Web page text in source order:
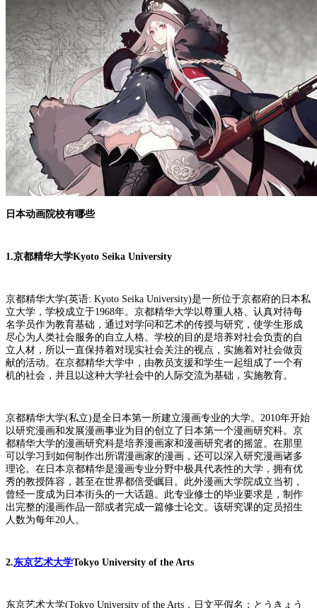
日本动画院校有哪些
1.京都精华大学Kyoto Seika University
京都精华大学(英语: Kyoto Seika University)是一所位于京都府的日本私
立大学，学校成立于1968年。京都精华大学以尊重人格、认真对待每
名学员作为教育基础，通过对学问和艺术的传授与研究，使学生形成
尽心为人类社会服务的自立人格。学校的目的是培养对社会负责的自
立人材，所以一直保持着对现实社会关注的视点，实施着对社会做贡
献的活动。在京都精华大学中，由教员支援和学生一起组成了一个有
机的社会，并且以这种大学社会中的人际交流为基础，实施教育。
京都精华大学(私立)是全日本第一所建立漫画专业的大学。2010年开始
以研究漫画和发展漫画事业为目的创立了日本第一个漫画研究科。京
都精华大学的漫画研究科是培养漫画家和漫画研究者的摇篮。在那里
可以学习到如何制作出所谓漫画家的漫画，还可以深入研究漫画诸多
理论。在日本京都精华是漫画专业分野中极具代表性的大学，拥有优
秀的教授阵容，甚至在世界都倍受瞩目。此外漫画大学院成立当初，
曾经一度成为日本街头的一大话题。此专业修士的毕业要求是，制作
出完整的漫画作品一部或者完成一篇修士论文。该研究课的定员招生
人数为每年20人。
2.东京艺术大学Tokyo University of the Arts
东京艺术大学(Tokyo University of the Arts，日文平假名：とうきょう